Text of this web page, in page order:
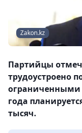
Zakon.kz
Партийцы
трудоустроено
ограниченными
года
тысяч.